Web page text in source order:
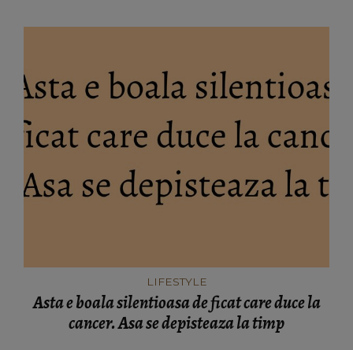
LIFESTYLE
Asta e boala silentioasa de ficat care duce la
cancer. Asa se depisteaza la timp